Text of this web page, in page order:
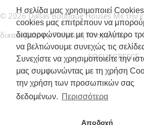
Η σελίδα μας χρησιμοποιεί
cookies μας επιτρέπουν να
διαμορφώνουμε με τον καλύτερο
να βελτιώνουμε συνεχώς τις
Συνεχίστε να χρησιμοποιείτε την
μας συμφωνώντας με τη χρήση
την χρήση των προσωπικών σας
δεδομένων. Περισσότερα
Αποδοχή
© 2026 Dallas Boutique Houses Με την
δικαιώματος |Πολιτική Απορρήτου
FOCUSGREECE